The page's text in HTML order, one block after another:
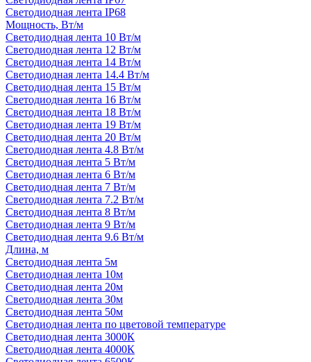
Светодиодная лента IP68
Мощность, Вт/м
Светодиодная лента 10 Вт/м
Светодиодная лента 12 Вт/м
Светодиодная лента 14 Вт/м
Светодиодная лента 14.4 Вт/м
Светодиодная лента 15 Вт/м
Светодиодная лента 16 Вт/м
Светодиодная лента 18 Вт/м
Светодиодная лента 19 Вт/м
Светодиодная лента 20 Вт/м
Светодиодная лента 4.8 Вт/м
Светодиодная лента 5 Вт/м
Светодиодная лента 6 Вт/м
Светодиодная лента 7 Вт/м
Светодиодная лента 7.2 Вт/м
Светодиодная лента 8 Вт/м
Светодиодная лента 9 Вт/м
Светодиодная лента 9.6 Вт/м
Длина, м
Светодиодная лента 5м
Светодиодная лента 10м
Светодиодная лента 20м
Светодиодная лента 30м
Светодиодная лента 50м
Светодиодная лента по цветовой температуре
Светодиодная лента 3000К
Светодиодная лента 4000К